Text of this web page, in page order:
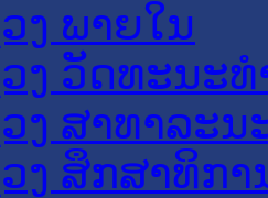
ງ ພາຍໃນ
ງ ວັດທະນະ
ງ ສາທາລະນ
ງ ສຶກສາທິກາ